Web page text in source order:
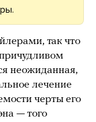
так что
неожиданная,
лечение
черты его
— того